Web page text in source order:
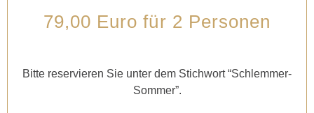
79,00 Euro für 2 Personen
Bitte reservieren Sie unter dem Stichwort “Schlemmer-
Sommer”.